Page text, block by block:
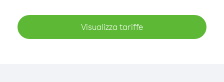
Visualizza tariffe